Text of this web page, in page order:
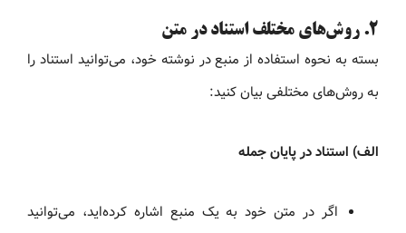
۲. روش‌های مختلف استناد در متن
بسته به نحوه استفاده از منبع در نوشته خود، می‌توانید استناد را
به روش‌های مختلفی بیان کنید:
الف) استناد در پایان جمله
اگر در متن خود به یک منبع اشاره کرده‌اید، می‌توانید